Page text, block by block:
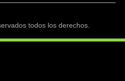
todos los derechos.